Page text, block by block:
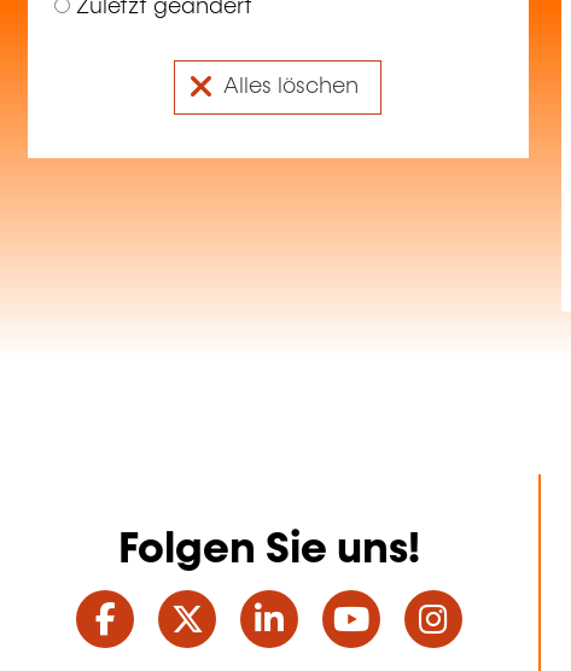
Zuletzt geändert
Alles löschen
Folgen Sie uns!
Facebook
TwitterLinkedInYouTube